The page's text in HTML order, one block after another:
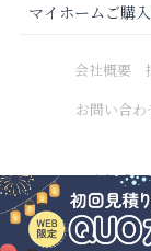
マイホームご購
会社概要
お問い合わ
Copyright ©